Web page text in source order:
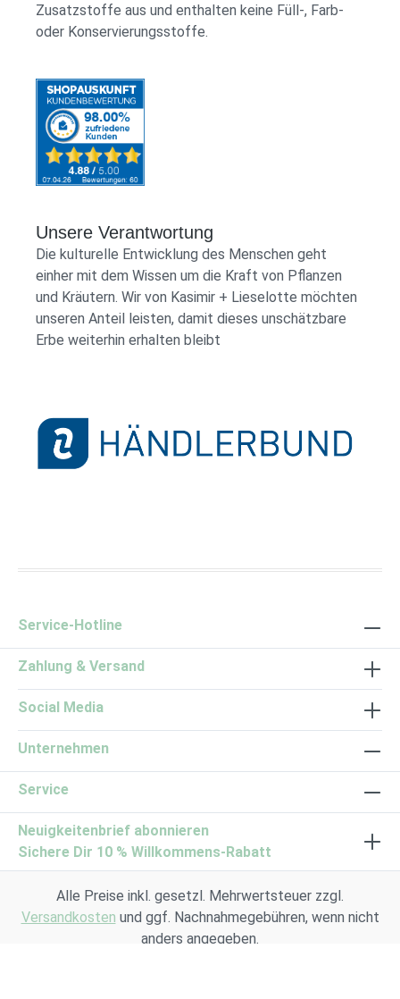
Zusatzstoffe aus und enthalten keine Füll-, Farb-
oder Konservierungsstoffe.
Unsere Verantwortung
Die kulturelle Entwicklung des Menschen geht
einher mit dem Wissen um die Kraft von Pflanzen
und Kräutern. Wir von Kasimir + Lieselotte möchten
unseren Anteil leisten, damit dieses unschätzbare
Erbe weiterhin erhalten bleibt
Service-Hotline
Zahlung & Versand
Social Media
Unternehmen
Service
Neuigkeitenbrief abonnieren
Sichere Dir 10 % Willkommens-Rabatt
Alle Preise inkl. gesetzl. Mehrwertsteuer zzgl.
Versandkosten und ggf. Nachnahmegebühren, wenn nicht
anders angegeben.